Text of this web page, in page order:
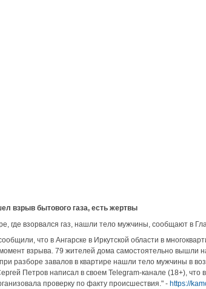
взрыв бытового газа, есть жертвы
где взорвался газ, нашли тело мужчины, сообщают в
что в Ангарске в Иркутской области в
взрыва. 79 жителей дома самостоятельно вышли
разборе завалов в квартире нашли тело мужчины в
Петров написал в своем Telegram-канале (18+),
проверку по факту происшествия." - https://